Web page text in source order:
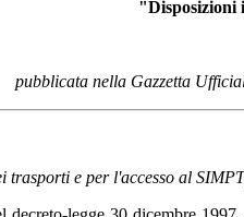
"Disposizioni
pubblicata nella Gazzetta
trasporti e per l'accesso al